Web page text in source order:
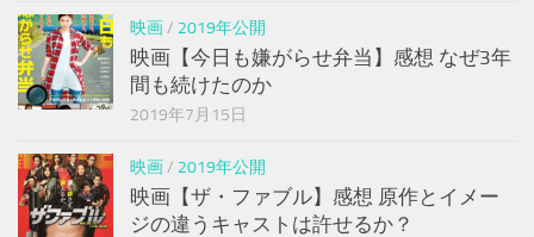
映画/ 2019年公開
映画【今日も嫌がらせ弁当】感想 なぜ3年
間も続けたのか
2019年7月15日
映画/ 2019年公開
映画【ザ・ファブル】感想 原作とイメー
ジの違うキャストは許せるか？